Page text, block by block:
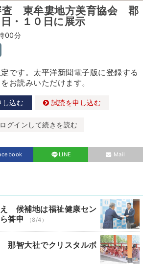
査 東牟婁地方美育協会 郡
・１０日に展示
00分
です。太平洋新聞電子版に登録する
お読みいただけます。
し込む 試読を申し込む
ログインして続きを読む
LINE Mail
候補地は福祉健康セン
答申
（8/4）
那智大社でクリスタルボ